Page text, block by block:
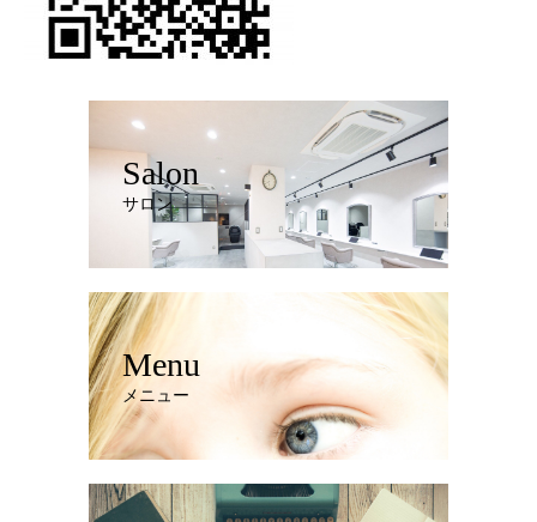
Salon
サロン
Menu
メニュー